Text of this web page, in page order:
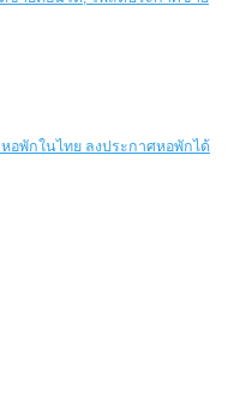
อพักในไทย ลงประกาศหอพักได้